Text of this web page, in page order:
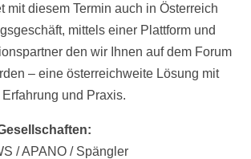
mit diesem Termin auch in Österreich
mittels einer Plattform und
den wir Ihnen auf dem Forum
– eine österreichweite Lösung mit
und Praxis.
/ APANO / Spängler